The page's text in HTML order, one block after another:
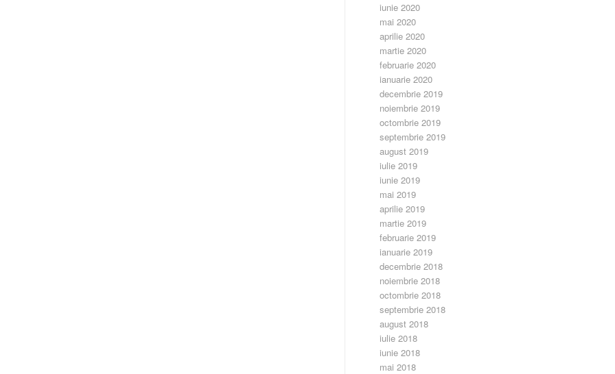
iunie 2020
mai 2020
aprilie 2020
martie 2020
februarie 2020
ianuarie 2020
decembrie 2019
noiembrie 2019
octombrie 2019
septembrie 2019
august 2019
iulie 2019
iunie 2019
mai 2019
aprilie 2019
martie 2019
februarie 2019
ianuarie 2019
decembrie 2018
noiembrie 2018
octombrie 2018
septembrie 2018
august 2018
iulie 2018
iunie 2018
mai 2018